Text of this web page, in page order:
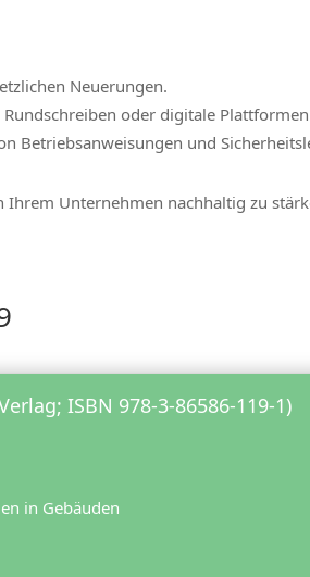
Neuerungen.
oder digitale
Betriebsanweisungen und
Ihrem Unternehmen nachhaltig zu
ISBN 978-3-86586-119-1)
in Gebäuden